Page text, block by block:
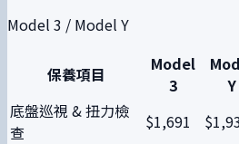
Model 3 / Model Y
保養項目
Model
3
Y
底盤巡視 & 扭力檢
查
$1,691